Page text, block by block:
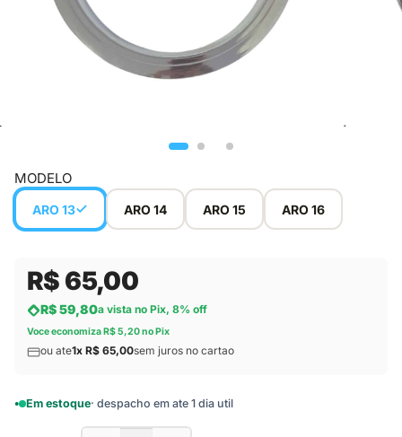
R$ 65,00
R$ 59,80a vista no Pix, 8% off
Voce economiza R$ 5,20 no Pix
ou ate1x R$ 65,00sem juros no cartao
Em estoque· despacho em ate 1 dia util
MODELO
ARO 13 ARO 14 ARO 15 ARO 16